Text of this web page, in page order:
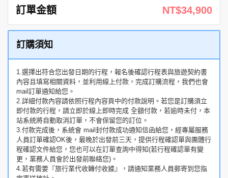
訂單金額 NT$34,900
訂購須知
1.選擇出符合您出發日期的行程，報名後確認行程表與旅遊契約書
內容且填寫相關資料，並利用線上付款，完成訂購流程，我們也會
mail訂單通知給您。
2.詳細付款內容請依照行程內容頁中的付款說明。若您是訂購須立
即付款的行程，請立即於線上即時完成 全額付款，若逾時未付，本
站系統將自動取消訂單，不會保留您的訂位。
3.付款完成後，系統會 mail封付款成功通知信函給您，經專屬服務
人員訂單確認OK後，最晚於出發前三天，提供行程確認單與團體行
程確認文件給您，您也可以在訂單查詢中得知(若行程確認單有變
更，業務人員會於出發前聯絡您)。
4.若有需要『旅行業代收轉付收據』，請通知業務人員郵寄到您指